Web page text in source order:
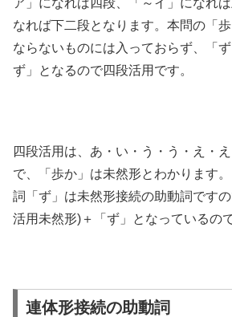
ア」になれば四段、「～イ」になれ
なれば下二段となります。本問の「
ならないものには入っておらず、「
ず」となるので四段活用です。
四段活用は、あ・い・う・う・え・
で、「歩か」は未然形とわかります
詞「ず」は未然形接続の助動詞です
活用未然形)＋「ず」となっているので
連体形接続の助動詞